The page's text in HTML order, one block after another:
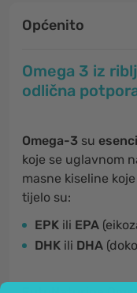
Općenito
Omega 3 iz
odlična
Omega-3 su
koje se uglavnom
masne kiseline
tijelo su:
EPK ili EPA
DHK ili DHA